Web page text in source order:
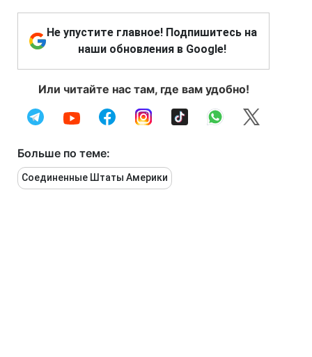
Не упустите главное! Подпишитесь на
наши обновления в Google!
Или читайте нас там, где вам удобно!
Больше по теме:
Соединенные Штаты Америки